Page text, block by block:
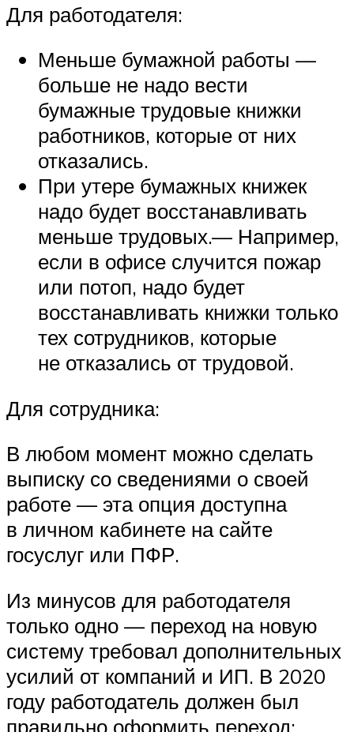
Для работодателя:
Меньше бумажной работы —
больше не надо вести
бумажные трудовые книжки
работников, которые от них
отказались.
При утере бумажных книжек
надо будет восстанавливать
меньше трудовых.— Например,
если в офисе случится пожар
или потоп, надо будет
восстанавливать книжки только
тех сотрудников, которые
не отказались от трудовой.
Для сотрудника:
В любом момент можно сделать
выписку со сведениями о своей
работе — эта опция доступна
в личном кабинете на сайте
госуслуг или ПФР.
Из минусов для работодателя
только одно — переход на новую
систему требовал дополнительных
усилий от компаний и ИП. В 2020
году работодатель должен был
правильно оформить переход: